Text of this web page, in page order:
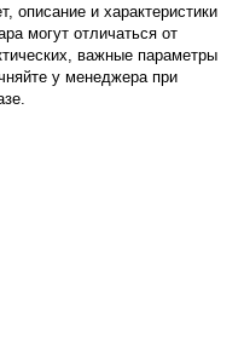
описание и характеристики
могут отличаться от
важные параметры
у менеджера при